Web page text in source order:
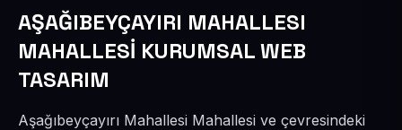
AŞAĞIBEYÇAYIRI MAHALLESI
MAHALLESİ KURUMSAL WEB
TASARIM
Aşağıbeyçayırı Mahallesi Mahallesi ve çevresindeki